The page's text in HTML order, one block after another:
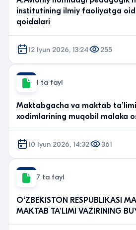
institutining ilmiy faoliyatga oid
qoidalari
12 Iyun 2026, 13:24 255
1 ta fayl
Maktabgacha va maktab
xodimlarining muqobil malaka
10 Iyun 2026, 14:32 361
7 ta fayl
O‘ZBEKISTON RESPUBLIKASI
MAKTAB TA’LIMI VAZIRINING